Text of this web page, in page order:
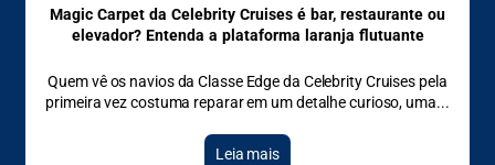
Magic Carpet da Celebrity Cruises é bar, restaurante ou
elevador? Entenda a plataforma laranja flutuante
Quem vê os navios da Classe Edge da Celebrity Cruises pela
primeira vez costuma reparar em um detalhe curioso, uma
Leia mais